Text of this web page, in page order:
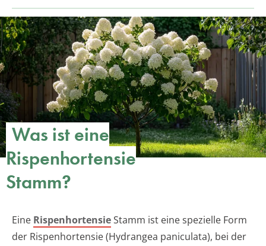
Was ist eine
Rispenhortensie
Stamm?
Eine RispenhortensieStamm ist eine spezielle Form
der Rispenhortensie (Hydrangea paniculata), bei der